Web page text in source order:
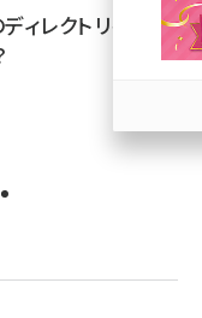
ィレクトリをイン